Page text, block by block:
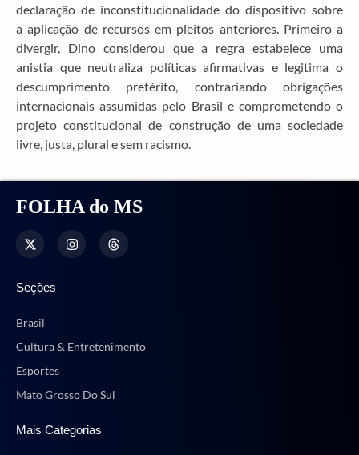
declaração de inconstitucionalidade do dispositivo sobre
a aplicação de recursos em pleitos anteriores. Primeiro a
divergir, Dino considerou que a regra estabelece uma
anistia que neutraliza políticas afirmativas e legitima o
descumprimento pretérito, contrariando obrigações
internacionais assumidas pelo Brasil e comprometendo o
projeto constitucional de construção de uma sociedade
livre, justa, plural e sem racismo.
FOLHA do MS
Seções
Brasil
Cultura & Entretenimento
Esportes
Mato Grosso Do Sul
Mais Categorias